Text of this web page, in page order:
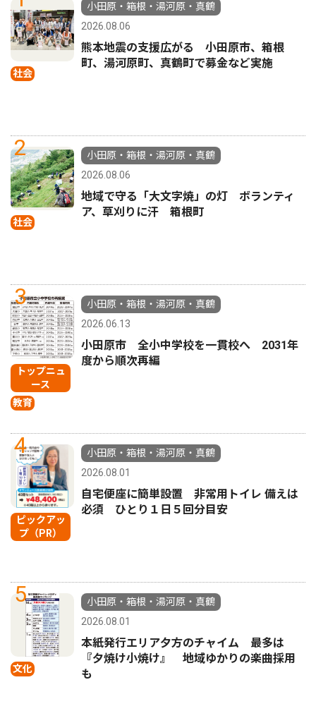
社会
小田原・箱根・湯河原・真鶴
2026.08.06
熊本地震の支援広がる 小田原市、箱根
町、湯河原町、真鶴町で募金など実施
2
社会
小田原・箱根・湯河原・真鶴
2026.08.06
地域で守る「大文字焼」の灯 ボランティ
ア、草刈りに汗 箱根町
3
トップニュ
ース
教育
小田原・箱根・湯河原・真鶴
2026.06.13
小田原市 全小中学校を一貫校へ 2031年
度から順次再編
4
ピックアッ
プ（PR）
小田原・箱根・湯河原・真鶴
2026.08.01
自宅便座に簡単設置 非常用トイレ 備えは
必須 ひとり１日５回分目安
5
文化
小田原・箱根・湯河原・真鶴
2026.08.01
本紙発行エリア夕方のチャイム 最多は
『夕焼け小焼け』 地域ゆかりの楽曲採用
も